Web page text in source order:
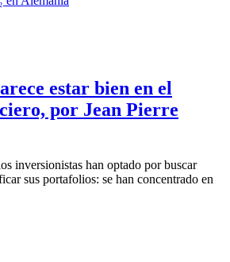
estar bien en el
por Jean Pierre
inversionistas han optado por buscar
sus portafolios: se han concentrado en